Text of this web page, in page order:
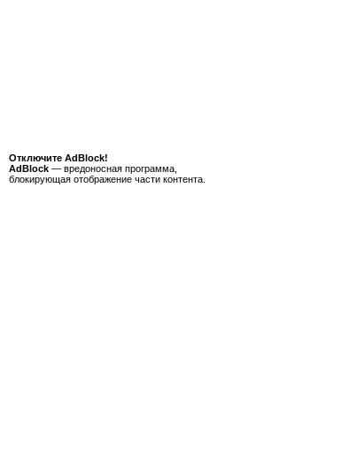
Отключите AdBlock!
AdBlock — вредоносная программа,
блокирующая отображение части контента.